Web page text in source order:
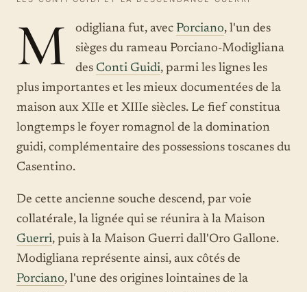
M odigliana fut, avec Porciano, l'un des
sièges du rameau Porciano-Modigliana
des Conti Guidi, parmi les lignes les
plus importantes et les mieux documentées de la
maison aux XIIe et XIIIe siècles. Le fief constitua
longtemps le foyer romagnol de la domination
guidi, complémentaire des possessions toscanes du
Casentino.
De cette ancienne souche descend, par voie
collatérale, la lignée qui se réunira à la Maison
Guerri, puis à la Maison Guerri dall'Oro Gallone.
Modigliana représente ainsi, aux côtés de
Porciano, l'une des origines lointaines de la